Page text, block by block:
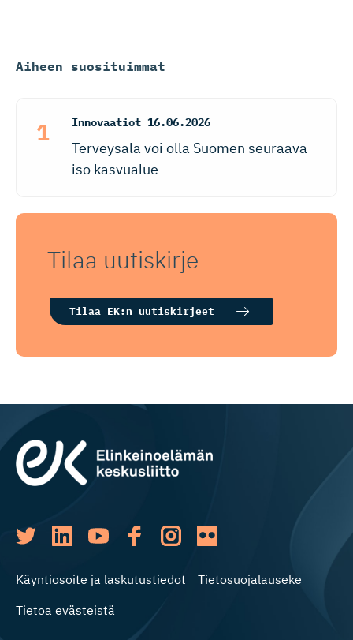
Aiheen suosituimmat
Innovaatiot 16.06.2026
Terveysala voi olla Suomen seuraava
iso kasvualue
Tilaa uutiskirje
Tilaa EK:n uutiskirjeet
Käyntiosoite ja laskutustiedot
Tietosuojalauseke
Tietoa evästeistä